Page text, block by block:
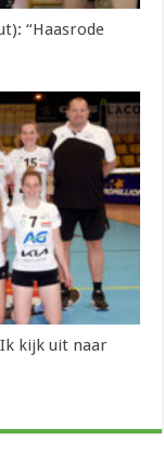
“Haasrode
kijk uit naar